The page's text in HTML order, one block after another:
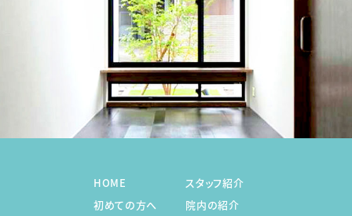
HOME
初めての方へ
スタッフ紹介
院内の紹介